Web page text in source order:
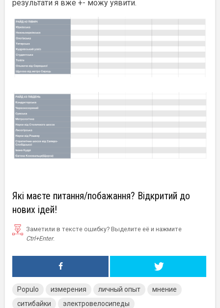
результати я вже +- можу уявити.
Які маєте питання/побажання? Відкритий до
нових ідей!
Заметили в тексте ошибку? Выделите её и нажмите
Ctrl+Enter.
Populo измерения личный опыт
мнение
ситибайки
электровелосипеды